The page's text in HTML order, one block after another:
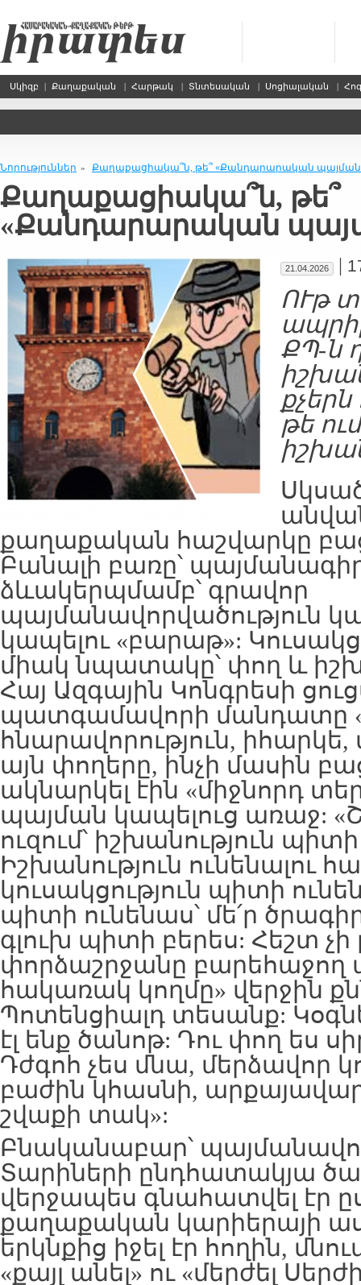
Սկիզբ | Քաղաքական | Հարթակ | Տնտեսական | Սոցիալական |
Նորություններ » Քաղաքացիակա՞ն, թե՞ «Քանդարարական
Քաղաքացիակա՞ն, թե՞
«Քանդարարական
21.04.2026 |
ՈՒթ
ՔՊ-ն
թե
քաղաքական հաշվարկը
Բանալի բառը՝
ձևակերպմամբ՝ գրավոր
պայմանավորվածություն
կապելու «բարաթ»:
միակ նպատակը՝ փող և
Հայ Ազգային Կոնգրեսի
պատգամավորի մանդատը
հնարավորություն, իհարկե,
այն փողերը, ինչի մասին
ակնարկել էին «միջնորդ
պայման կապելուց առաջ:
ուզում՝ իշխանություն
Իշխանություն ունենալու
կուսակցություն պիտի
պիտի ունենաս՝ մե՛ր
գլուխ պիտի բերես: Հեշտ չի
փորձաշրջանը բարեհաջող
հակառակ կողմը» վերջին
Պոտենցիալդ տեսանք:
էլ ենք ծանոթ: Դու փող ես
Դժգոհ չես մնա, մերձավոր
բաժին կհասնի,
շվաքի տակ»:
Բնականաբար՝
Տարիների ընդհատակյա
վերջապես գնահատվել էր
քաղաքական կարիերայի
երկնքից իջել էր հողին,
«քայլ անել» ու «մերժել